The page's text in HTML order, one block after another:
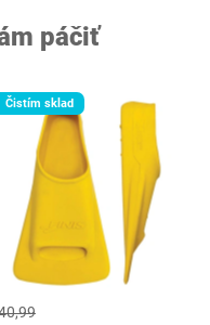
páčiť
Čistím sklad